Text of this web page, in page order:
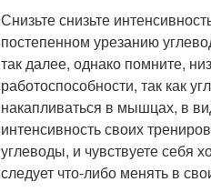
Снизьте снизьте
постепенном урезанию
так далее, однако помните,
работоспособности, так как
накапливаться в мышцах, в
интенсивность своих
углеводы, и чувствуете себя
следует что-либо менять в